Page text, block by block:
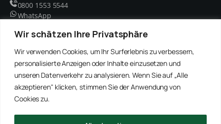
Wir schätzen Ihre Privatsphäre
Wir verwenden Cookies, um Ihr Surferlebnis zu verbessern,
personalisierte Anzeigen oder Inhalte einzusetzen und
unseren Datenverkehr zu analysieren. Wenn Sie auf „Alle
akzeptieren" klicken, stimmen Sie der Anwendung von
Cookies zu.
0800 1553 5544
WhatsApp
Mo – Fr 8 – 18 Uhr
EMPFOHLENE PARTNER
WinRei24 Dienstleistungen
Winterdienst Profi NRW
Winterdienst Niedersachsen
Winterdienst Hansa
Winterdienst Freitag